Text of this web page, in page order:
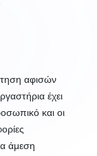
αφισών
έχει
και οι
άμεση